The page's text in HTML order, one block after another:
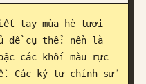
tay mùa hè tươi
đề cụ thể: nền là
các khối màu rực
Các ký tự chính sử